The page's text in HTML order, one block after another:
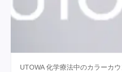
UTOWA 化学療法中のカラーカ